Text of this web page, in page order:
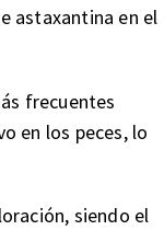
astaxantina en el
frecuentes
en los peces, lo
siendo el